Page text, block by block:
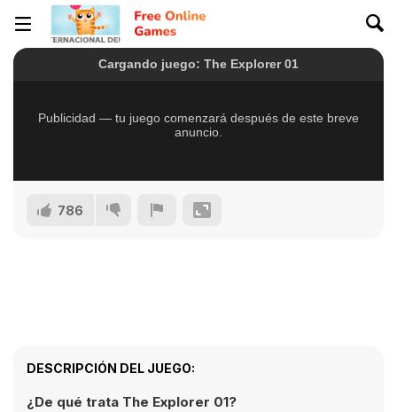
786
DESCRIPCIÓN DEL JUEGO:
¿De qué trata The Explorer 01?